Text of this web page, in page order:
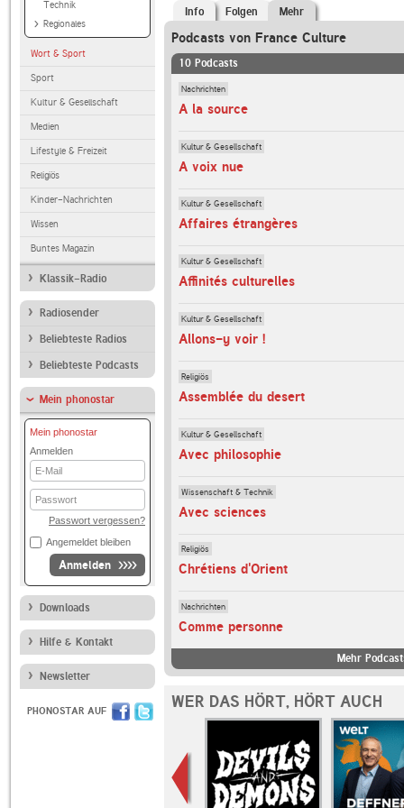
Technik
Regionales
Wort & Sport
Sport
Kultur & Gesellschaft
Medien
Lifestyle & Freizeit
Religiös
Kinder-Nachrichten
Wissen
Buntes Magazin
Klassik-Radio
Radiosender
Beliebteste Radios
Beliebteste Podcasts
Mein phonostar
Mein phonostar
Anmelden
E-
Mail
Passwort
Passwort vergessen?
Angemeldet bleiben
Anmelden
Downloads
Hilfe & Kontakt
Newsletter
PHONOSTAR AUF
Info Folgen Mehr
Podcasts von France Culture
10 Podcasts
Nachrichten
A la source
Kultur & Gesellschaft
A voix nue
Kultur & Gesellschaft
Affaires étrangères
Kultur & Gesellschaft
Affinités culturelles
Kultur & Gesellschaft
Allons-y voir !
Religiös
Assemblée du desert
Kultur & Gesellschaft
Avec philosophie
Wissenschaft & Technik
Avec sciences
Religiös
Chrétiens d'Orient
Nachrichten
Comme personne
Mehr
WER DAS HÖRT, HÖRT AUCH